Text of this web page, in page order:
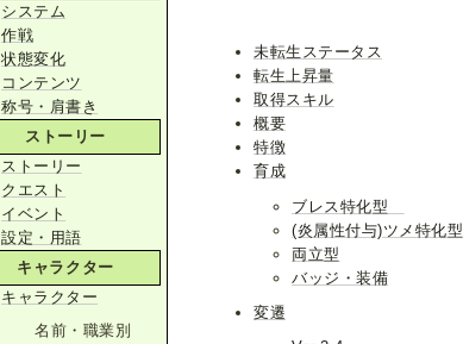
未転生ステータス
転生上昇量
取得スキル
概要
特徴
育成
ブレス特化型
(炎属性付与)ツメ特化型
両立型
バッジ・装備
変遷
システム
作戦
状態変化
コンテンツ
称号・肩書き
ストーリー
ストーリー
クエスト
イベント
設定・用語
キャラクター
キャラクター
名前・職業別